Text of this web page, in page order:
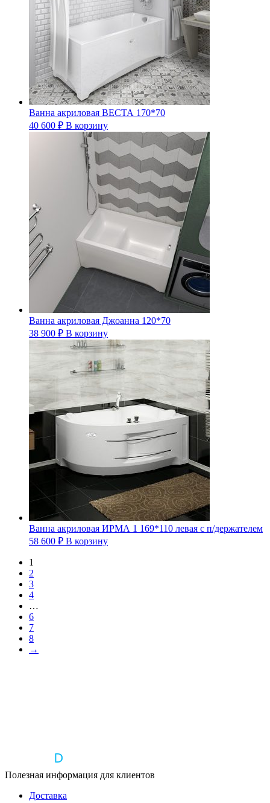
Ванна акриловая ВЕСТА 170*70
40 600 ₽ В корзину
Ванна акриловая Джоанна 120*70
38 900 ₽ В корзину
Ванна акриловая ИРМА 1 169*110 левая с п/держателем
58 600 ₽ В корзину
1
2
3
4
…
6
7
8
→
Полезная информация для клиентов
Доставка